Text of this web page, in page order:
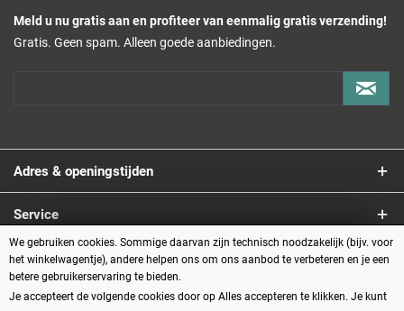
Meld u nu gratis aan en profiteer van eenmalig gratis verzending!
Gratis. Geen spam. Alleen goede aanbiedingen.
Adres & openingstijden
Service
Informatie
Betaalmethoden
We gebruiken cookies. Sommige daarvan zijn technisch noodzakelijk (bijv. voor
het winkelwagentje), andere helpen ons om ons aanbod te verbeteren en je een
betere gebruikerservaring te bieden.
Je accepteert de volgende cookies door op Alles accepteren te klikken. Je kunt